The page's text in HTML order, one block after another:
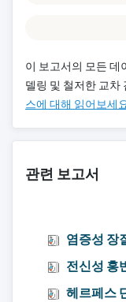
이 보고서의 모든 데
델링 및 철저한 교차
스에 대해 읽어보세
관련 보고서
염증성 장
전신성 홍
헤르페스